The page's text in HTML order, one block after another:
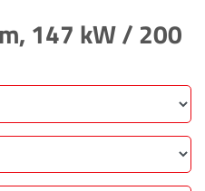
147 kW / 200